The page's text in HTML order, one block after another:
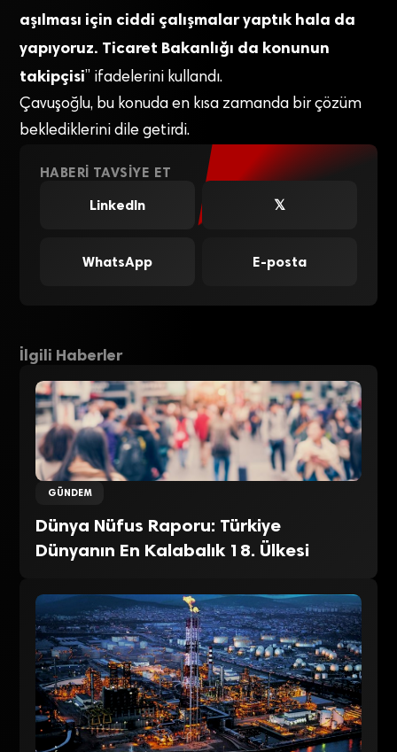
aşılması için ciddi çalışmalar yaptık hala da
yapıyoruz. Ticaret Bakanlığı da konunun
takipçisi” ifadelerini kullandı.
Çavuşoğlu, bu konuda en kısa zamanda bir çözüm
beklediklerini dile getirdi.
HABERI TAVSIYE ET
LinkedIn
𝕏
WhatsApp E-posta
İlgili Haberler
GÜNDEM
Dünya Nüfus Raporu: Türkiye
Dünyanın En Kalabalık 18. Ülkesi